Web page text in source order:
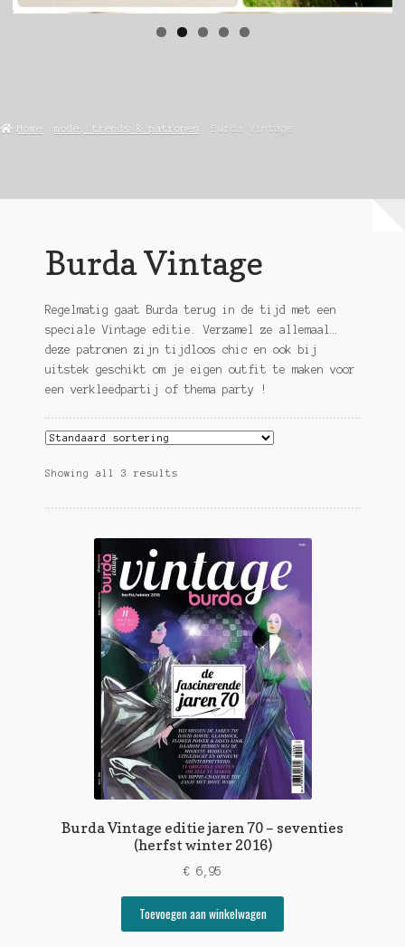
Home mode, trends & patronen Burda Vintage
Burda Vintage
Regelmatig gaat Burda terug in de tijd met een
speciale Vintage editie. Verzamel ze allemaal…
deze patronen zijn tijdloos chic en ook bij
uitstek geschikt om je eigen outfit te maken voor
een verkleedpartij of thema party !
Showing all 3 results
Burda Vintage editie jaren 70 – seventies
(herfst winter 2016)
€ 6,95
Toevoegen aan winkelwagen